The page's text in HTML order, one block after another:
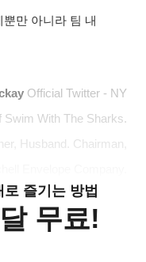
만 아니라 팀 내
Official Twitter - NY
Swim With The Sharks.
Husband. Chairman,
즐기는 방법
무료!